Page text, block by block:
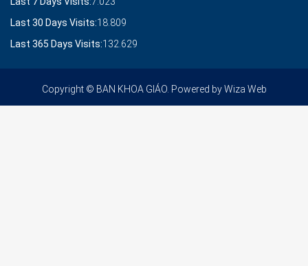
Last 30 Days Visits:18.809
Last 365 Days Visits:132.629
Copyright © BAN KHOA GIÁO. Powered byWiza Web